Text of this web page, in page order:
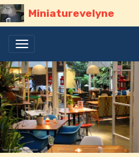
Miniaturevelyne